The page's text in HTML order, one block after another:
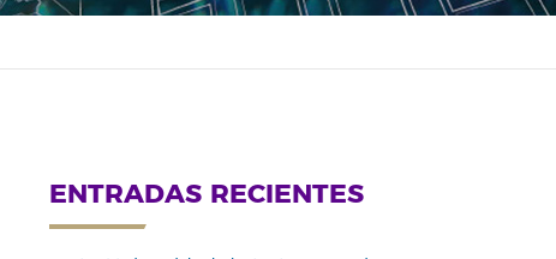
ENTRADAS RECIENTES